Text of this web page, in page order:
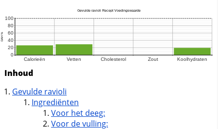
Inhoud
Gevulde ravioli
Ingrediënten
Voor het deeg:
Voor de vulling: